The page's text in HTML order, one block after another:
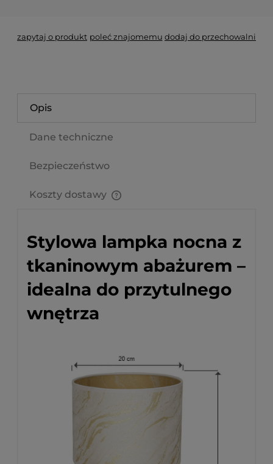
zapytaj o produkt poleć znajomemu dodaj do przechowalni
Opis
Dane techniczne
Bezpieczeństwo
Koszty dostawy
Stylowa lampka nocna z
tkaninowym abażurem –
idealna do przytulnego
wnętrza